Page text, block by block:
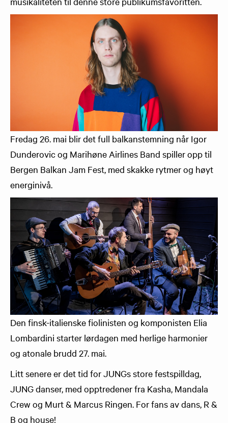
Fredag 26. mai blir det full balkanstemning når Igor
Dunderovic og Marihøne Airlines Band spiller opp til
Bergen Balkan Jam Fest, med skakke rytmer og høyt
energinivå.
Den finsk-italienske fiolinisten og komponisten Elia
Lombardini starter lørdagen med herlige harmonier
og atonale brudd 27. mai.
Litt senere er det tid for JUNGs store festspilldag,
JUNG danser, med opptredener fra Kasha, Mandala
Crew og Murt & Marcus Ringen. For fans av dans, R &
B og house!